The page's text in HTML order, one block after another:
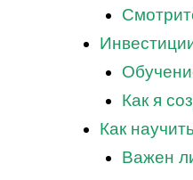
Как я
Как
Важен